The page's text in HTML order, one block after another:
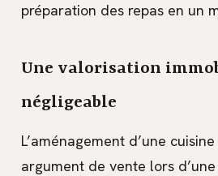
préparation des repas en un
Une valorisation
négligeable
L’aménagement d’une
argument de vente lors